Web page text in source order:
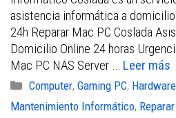
c
e
b
o
o
k
i
t
e
r
a
l
a
t
s
A
p
p
asistencia informática a
24h Reparar Mac PC Coslada
Domicilio Online 24 horas
Mac PC NAS Server … Leer más
Categorías
Computer,Gaming PC, Hardware
Mantenimiento Informático,